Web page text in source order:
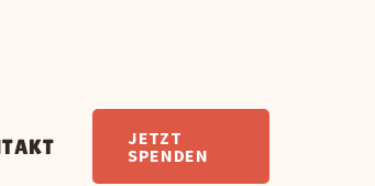
JETZT
SPENDEN